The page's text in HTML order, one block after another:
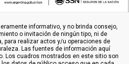
informativo, y no brinda consejo,
o invitación de ningún tipo, ni de
para realizar actos y/u operaciones de
Las fuentes de información aquí
Los cuadros mostrados en este sitio son